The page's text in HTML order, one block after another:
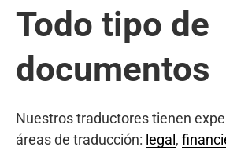
Todo tipo de
documentos
Nuestros traductores tienen
áreas de traducción: legal ,